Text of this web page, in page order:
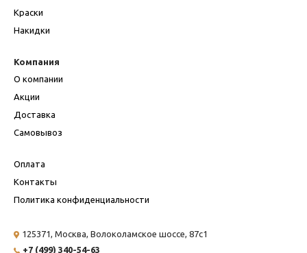
Краски
Накидки
Компания
О компании
Акции
Доставка
Самовывоз
Оплата
Контакты
Политика конфиденциальности
125371, Москва, Волоколамское шоссе, 87с1
+7 (499) 340-54-63